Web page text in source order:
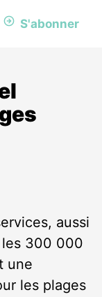
S'abonner
aussi
les 300 000
une
les plages